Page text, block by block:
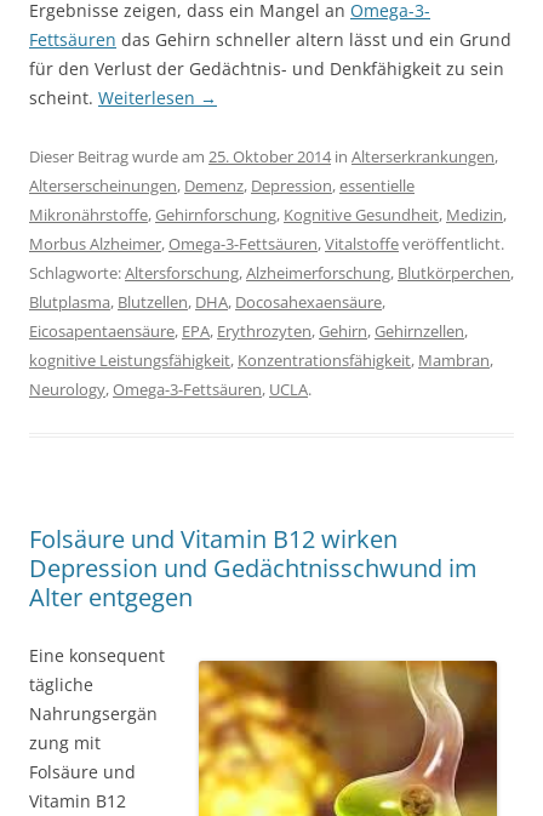
Ergebnisse zeigen, dass ein Mangel an Omega-3-
Fettsäuren das Gehirn schneller altern lässt und ein Grund
für den Verlust der Gedächtnis- und Denkfähigkeit zu sein
scheint. Weiterlesen →
Dieser Beitrag wurde am 25. Oktober 2014in Alterserkrankungen,
Alterserscheinungen, Demenz, Depression,essentielle
Mikronährstoffe,Gehirnforschung, Kognitive Gesundheit, Medizin,
Morbus Alzheimer,Omega-3-Fettsäuren,Vitalstoffeveröffentlicht.
Schlagworte:Altersforschung,Alzheimerforschung, Blutkörperchen,
Blutplasma, Blutzellen, DHA, Docosahexaensäure,
Eicosapentaensäure, EPA, Erythrozyten,Gehirn,Gehirnzellen,
kognitive Leistungsfähigkeit, Konzentrationsfähigkeit, Mambran,
Neurology,Omega-3-Fettsäuren, UCLA.
Folsäure und Vitamin B12 wirken
Depression und Gedächtnisschwund im
Alter entgegen
Eine konsequent
tägliche
Nahrungsergän
zung mit
Folsäure und
Vitamin B12